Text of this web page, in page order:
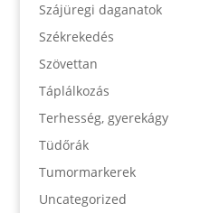
Szájüregi daganatok
Székrekedés
Szövettan
Táplálkozás
Terhesség, gyerekágy
Tüdőrák
Tumormarkerek
Uncategorized